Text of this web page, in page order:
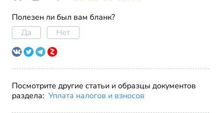
Полезен ли был вам бланк?
Да
Нет
Посмотрите другие статьи и образцы документов
раздела: Уплата налогов и взносов